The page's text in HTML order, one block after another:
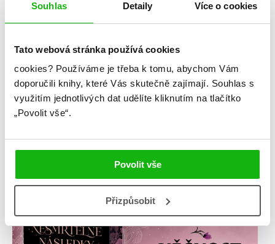
Souhlas Detaily Více o cookies
Tato webová stránka používá cookies
cookies? Používáme je třeba k tomu, abychom Vám
doporučili knihy, které Vás skutečně zajímají. Souhlas s
využitím jednotlivých dat udělíte kliknutím na tlačítko
„Povolit vše“.
Povolit vše
Přizpůsobit